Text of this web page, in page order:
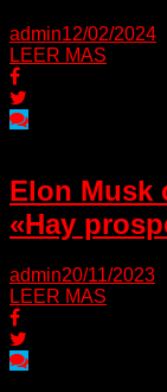
admin12/02/2024
LEER MAS
Elon Musk
«Hay
admin20/11/2023
LEER MAS